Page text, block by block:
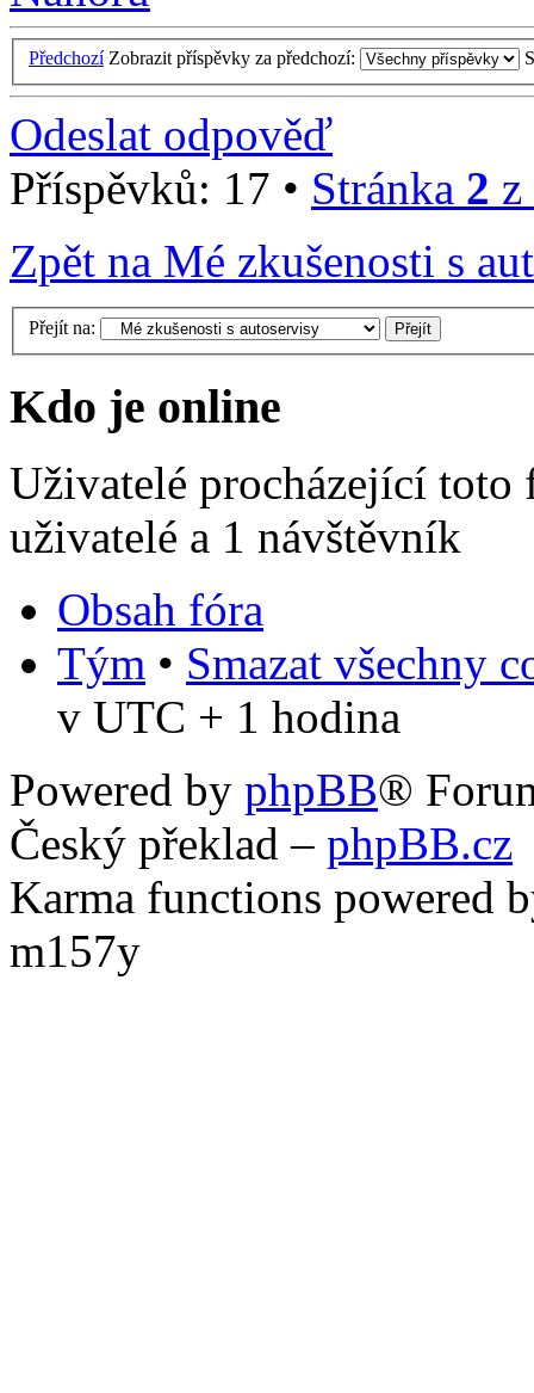
Předchozí Zobrazit příspěvky za předchozí:
Odeslat odpověď
Příspěvků: 17 • Stránka 2 z
Zpět na Mé zkušenosti s
Přejít na:
Kdo je online
Uživatelé procházející
uživatelé a 1 návštěvník
Obsah fóra
Tým • Smazat všechny
v UTC + 1 hodina
Powered by phpBB®
Český překlad – phpBB.cz
Karma functions powered
m157y